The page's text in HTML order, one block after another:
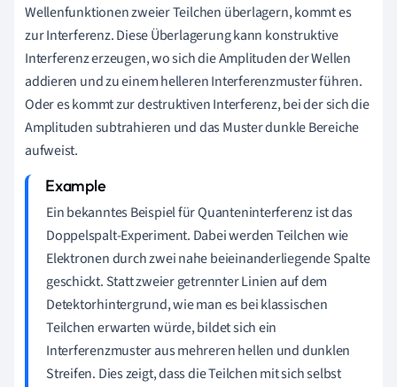
Wellenfunktionen zweier Teilchen überlagern, kommt es
zur Interferenz. Diese Überlagerung kann konstruktive
Interferenz erzeugen, wo sich die Amplituden der Wellen
addieren und zu einem helleren Interferenzmuster führen.
Oder es kommt zur destruktiven Interferenz, bei der sich die
Amplituden subtrahieren und das Muster dunkle Bereiche
aufweist.
Ein bekanntes Beispiel für Quanteninterferenz ist das
Doppelspalt-Experiment. Dabei werden Teilchen wie
Elektronen durch zwei nahe beieinanderliegende Spalte
geschickt. Statt zweier getrennter Linien auf dem
Detektorhintergrund, wie man es bei klassischen
Teilchen erwarten würde, bildet sich ein
Interferenzmuster aus mehreren hellen und dunklen
Streifen. Dies zeigt, dass die Teilchen mit sich selbst